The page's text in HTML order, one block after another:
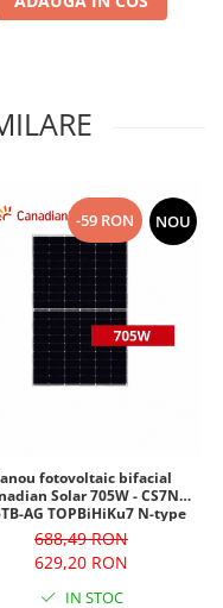
-59 RON NOU
fotovoltaic bifacial
Solar 705W - CS7N-
AG TOPBiHiKu7 N-type
688,49 RON
629,20 RON
IN STOC